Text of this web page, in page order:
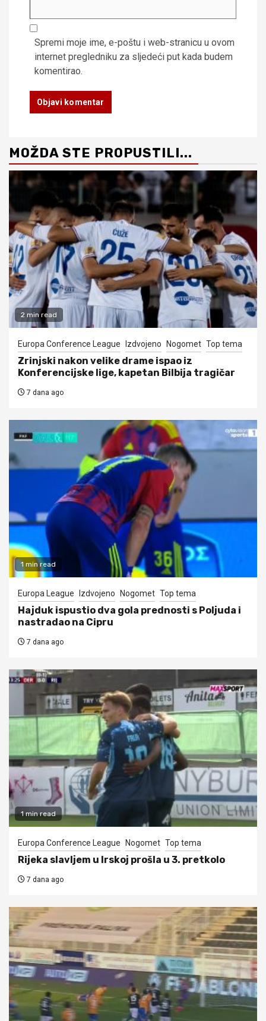
Spremi moje ime, e-poštu i web-stranicu u ovom
internet pregledniku za sljedeći put kada budem
komentirao.
MOŽDA STE PROPUSTILI...
2 min read
Europa Conference League Izdvojeno Nogomet Top tema
Zrinjski nakon velike drame ispao iz
Konferencijske lige, kapetan Bilbija tragičar
7 dana ago
1 min read
Europa League Izdvojeno Nogomet Top tema
Hajduk ispustio dva gola prednosti s Poljuda i
nastradao na Cipru
7 dana ago
1 min read
Europa Conference League Nogomet Top tema
Rijeka slavljem u Irskoj prošla u 3. pretkolo
7 dana ago